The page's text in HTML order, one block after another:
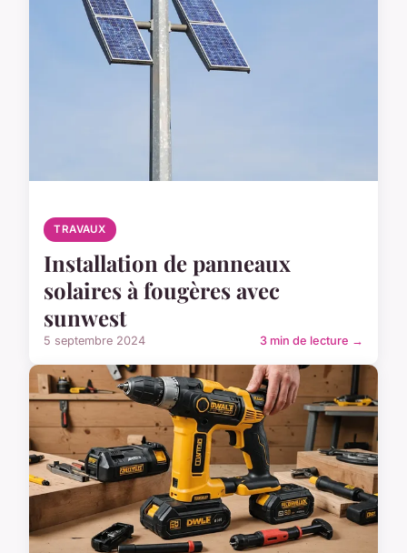
TRAVAUX
Installation de panneaux
solaires à fougères avec
sunwest
5 septembre 2024 3 min de lecture →